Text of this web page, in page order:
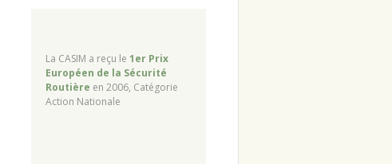
La CASIM a reçu le 1er Prix
Européen de la Sécurité
Routière en 2006, Catégorie
Action Nationale